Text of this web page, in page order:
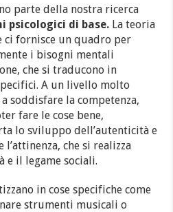
parte della nostra ricerca
psicologici di base. La teoria
ci fornisce un quadro per
i bisogni mentali
che si traducono in
A un livello molto
soddisfare la competenza,
fare le cose bene,
lo sviluppo dell’autenticità e
che si realizza
e il legame sociali.
in cose specifiche come
strumenti musicali o